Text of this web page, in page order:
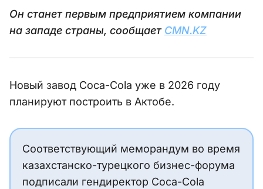
Он станет первым предприятием компании
на западе страны, сообщает CMN.KZ
Новый завод Coca-Cola уже в 2026 году
планируют построить в Актобе.
Соответствующий меморандум во время
казахстанско-турецкого бизнес-форума
подписали гендиректор Coca-Cola